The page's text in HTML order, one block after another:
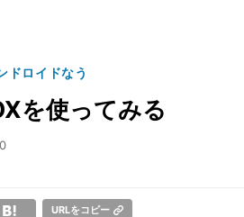
ドロイドなう
を使ってみる
URLをコピー